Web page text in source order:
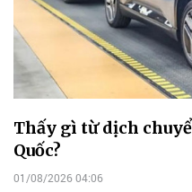
Thấy gì từ dịch
Quốc?
01/08/2026 04:06